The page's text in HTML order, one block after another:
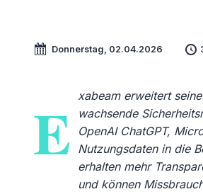
Donnerstag, 02.04.2026
E xabeam erweitert
wachsende
OpenAI ChatGPT,
Nutzungsdaten in die
erhalten mehr
und können